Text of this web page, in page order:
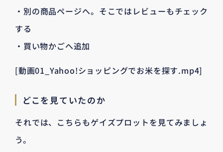
・別の商品ページへ。そこではレビューもチェック
する
・買い物かごへ追加
[動画01_Yahoo!ショッピングでお米を探す.mp4]
どこを見ていたのか
それでは、こちらもゲイズプロットを見てみましょ
う。